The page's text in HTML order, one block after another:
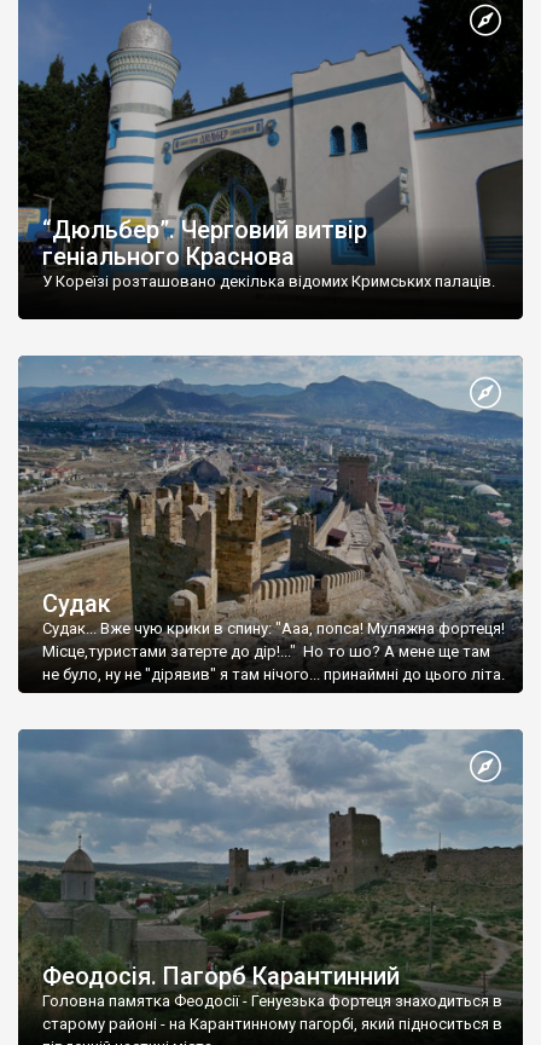
“Дюльбер”. Черговий витвір
геніального Краснова
У Кореїзі розташовано декілька відомих Кримських палаців.
Судак
Судак... Вже чую крики в спину: "Ааа, попса! Муляжна фортеця!
Місце,туристами затерте до дір!..." Но то шо? А мене ще там
не було, ну не "дірявив" я там нічого... принаймні до цього літа.
Феодосія. Пагорб Карантинний
Головна памятка Феодосії - Генуезька фортеця знаходиться в
старому районі - на Карантинному пагорбі, який підноситься в